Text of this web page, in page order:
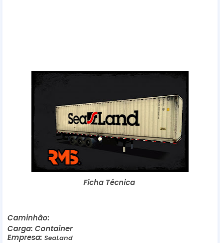
Ficha Técnica
Caminhão:
Carga: Container
Empresa: SeaLand